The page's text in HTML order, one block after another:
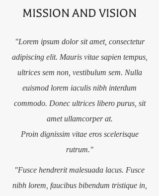
MISSION AND VISION
"Lorem ipsum dolor sit amet, consectetur
adipiscing elit. Mauris vitae sapien tempus,
ultrices sem non, vestibulum sem. Nulla
euismod lorem iaculis nibh interdum
commodo. Donec ultrices libero purus, sit
amet ullamcorper at.
Proin dignissim vitae eros scelerisque
rutrum."
"Fusce hendrerit malesuada lacus. Fusce
nibh lorem, faucibus bibendum tristique in,